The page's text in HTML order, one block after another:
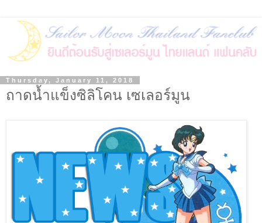
Thursday, January 11, 2018
ถาดน้ำแข็งซิลิโคน เซเลอร์มูน